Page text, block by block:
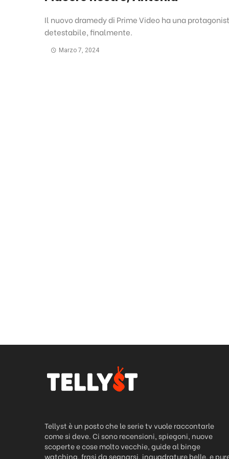
Il nuovo dramedy di Prime Video ha una
detestabile, finalmente.
Marzo 7, 2024
Tellyst è un posto che le serie tv vuole raccontarle
come si deve. Ci sono recensioni, spiegoni, nuove
scoperte e cose molto vecchie, guide al binge
watching, frasi da segnarsi, inquadrature belle, e